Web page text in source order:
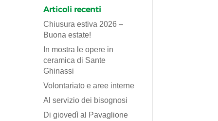
Articoli recenti
Chiusura estiva 2026 –
Buona estate!
In mostra le opere in
ceramica di Sante
Ghinassi
Volontariato e aree interne
Al servizio dei bisognosi
Di giovedì al Pavaglione